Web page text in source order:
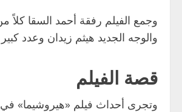
وجمع الفيلم رفقة أحمد السقا
والوجه الجديد هيثم زيدان وعدد
قصة الفيلم
وتجرى أحداث فيلم «هيروشيما» في